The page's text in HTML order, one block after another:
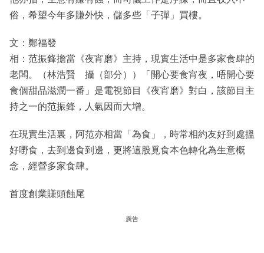
俗，希望今年多賺外快，儲多些「子彈」買樓。
文：鄭福發
相：范振鋒擔當《夜宵磨》主持，現實生活中是多家食肆的
老闆。（林浩賢 攝（部分））「開心要食宵夜，唔開心要
食個甜品滋潤一番」是電視節目《夜宵磨》對白，該節目主
持之一的范振鋒，人氣因而大增。
在現實生活裏，阿范亦相當「為食」，時常相約友好到處搵
好嘢食，去到邊食到邊，更將這股覓食本色轉化為生意概
念，經營多家食肆。
首度創業賺頭蝕尾
廣告